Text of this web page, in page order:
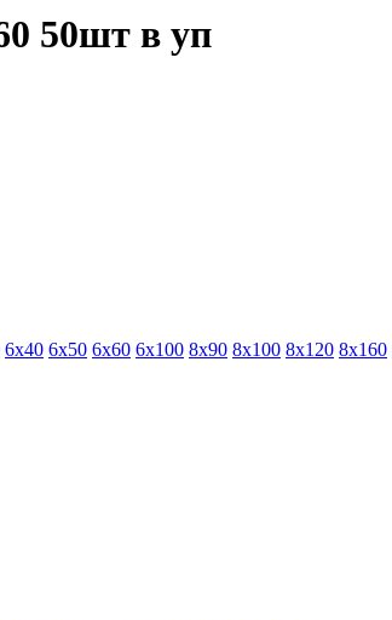
50шт в уп
6х40 6х50 6х60 6х100 8х90 8х100 8х120 8х160